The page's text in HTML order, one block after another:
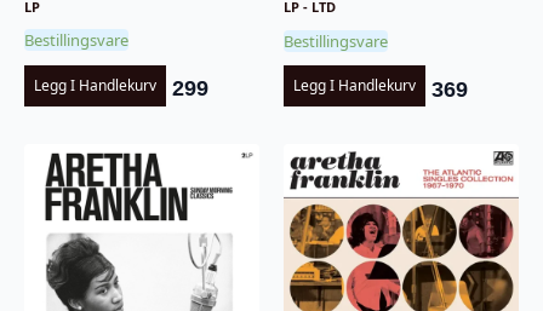
LP
Bestillingsvare
Legg I Handlekurv 299
LP - LTD
Bestillingsvare
Legg I Handlekurv 369